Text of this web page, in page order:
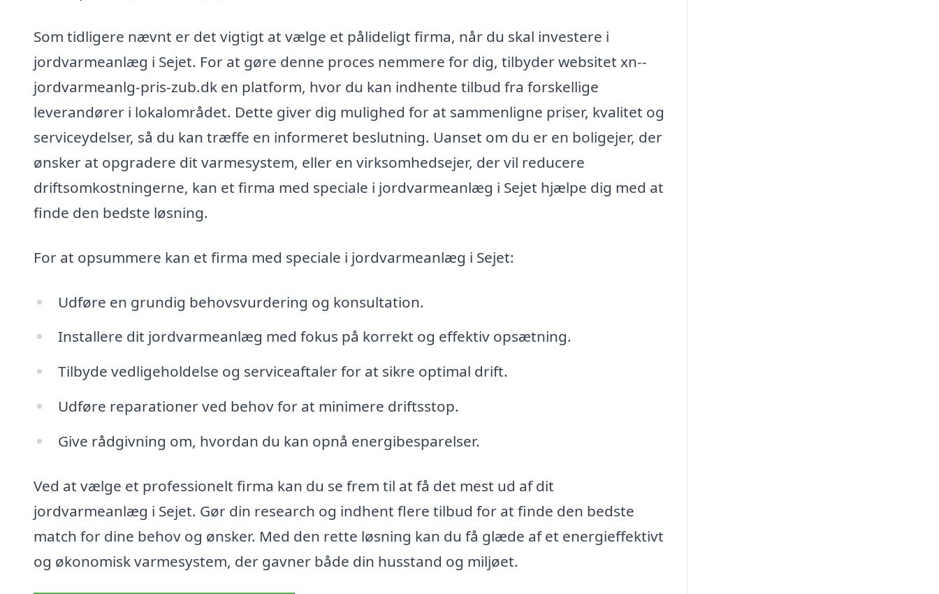
Som tidligere nævnt er det vigtigt at vælge et pålideligt firma, når du skal investere i
jordvarmeanlæg i Sejet. For at gøre denne proces nemmere for dig, tilbyder websitet xn--
jordvarmeanlg-pris-zub.dk en platform, hvor du kan indhente tilbud fra forskellige
leverandører i lokalområdet. Dette giver dig mulighed for at sammenligne priser, kvalitet og
serviceydelser, så du kan træffe en informeret beslutning. Uanset om du er en boligejer, der
ønsker at opgradere dit varmesystem, eller en virksomhedsejer, der vil reducere
driftsomkostningerne, kan et firma med speciale i jordvarmeanlæg i Sejet hjælpe dig med at
finde den bedste løsning.
For at opsummere kan et firma med speciale i jordvarmeanlæg i Sejet:
Udføre en grundig behovsvurdering og konsultation.
Installere dit jordvarmeanlæg med fokus på korrekt og effektiv opsætning.
Tilbyde vedligeholdelse og serviceaftaler for at sikre optimal drift.
Udføre reparationer ved behov for at minimere driftsstop.
Give rådgivning om, hvordan du kan opnå energibesparelser.
Ved at vælge et professionelt firma kan du se frem til at få det mest ud af dit
jordvarmeanlæg i Sejet. Gør din research og indhent flere tilbud for at finde den bedste
match for dine behov og ønsker. Med den rette løsning kan du få glæde af et energieffektivt
og økonomisk varmesystem, der gavner både din husstand og miljøet.